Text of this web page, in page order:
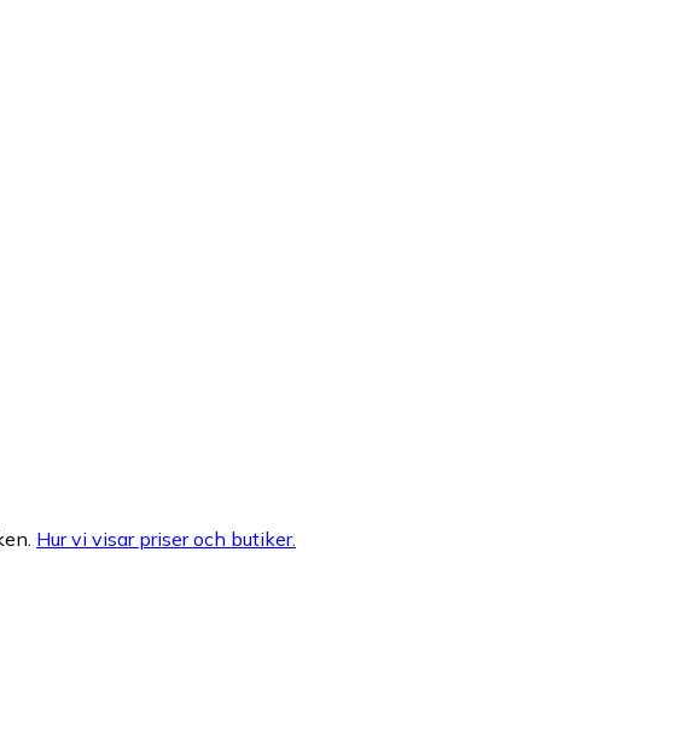
Hur vi visar priser och butiker.